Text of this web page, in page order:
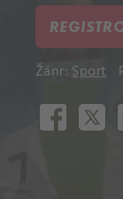
Žánr:Sport